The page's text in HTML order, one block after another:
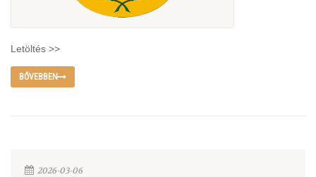
Letöltés >>
BŐVEBBEN
2026-03-06